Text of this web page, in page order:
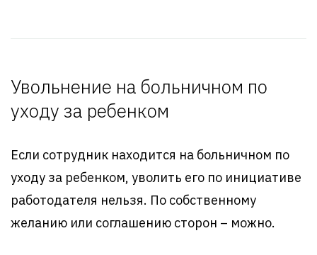
Увольнение на больничном по
уходу за ребенком
Если сотрудник находится на больничном по
уходу за ребенком, уволить его по инициативе
работодателя нельзя. По собственному
желанию или соглашению сторон – можно.